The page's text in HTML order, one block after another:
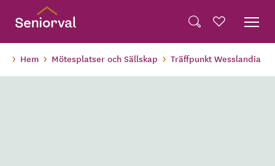
Hem Mötesplatser och Sällskap Träffpunkt Wesslandia